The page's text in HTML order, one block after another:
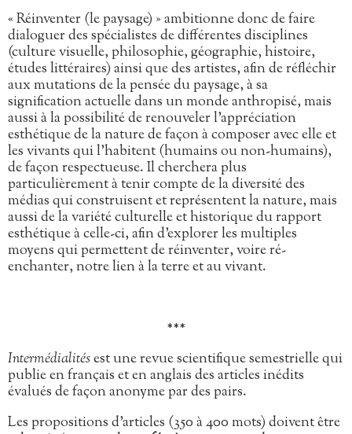
« Réinventer (le paysage) » ambitionne donc de faire
dialoguer des spécialistes de différentes disciplines
(culture visuelle, philosophie, géographie, histoire,
études littéraires) ainsi que des artistes, afin de réfléchir
aux mutations de la pensée du paysage, à sa
signification actuelle dans un monde anthropisé, mais
aussi à la possibilité de renouveler l’appréciation
esthétique de la nature de façon à composer avec elle et
les vivants qui l’habitent (humains ou non-humains),
de façon respectueuse. Il cherchera plus
particulièrement à tenir compte de la diversité des
médias qui construisent et représentent la nature, mais
aussi de la variété culturelle et historique du rapport
esthétique à celle-ci, afin d’explorer les multiples
moyens qui permettent de réinventer, voire ré-
enchanter, notre lien à la terre et au vivant.
***
Intermédialitésest une revue scientifique semestrielle qui
publie en français et en anglais des articles inédits
évalués de façon anonyme par des pairs.
Les propositions d’articles (350 à 400 mots) doivent être